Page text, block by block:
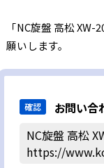
「NC旋盤 高松
願いします。
お問い合
確認